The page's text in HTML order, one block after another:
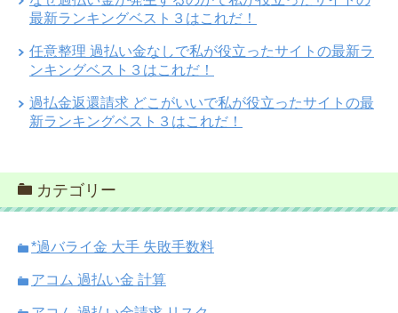
最新ランキングベスト３はこれだ！
任意整理 過払い金なしで私が役立ったサイトの最新ラ
ンキングベスト３はこれだ！
過払金返還請求 どこがいいで私が役立ったサイトの最
新ランキングベスト３はこれだ！
カテゴリー
*過バライ金 大手 失敗手数料
アコム 過払い金 計算